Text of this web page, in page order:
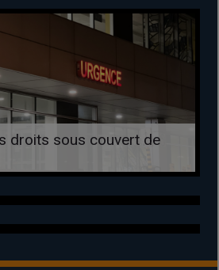
droits sous couvert de